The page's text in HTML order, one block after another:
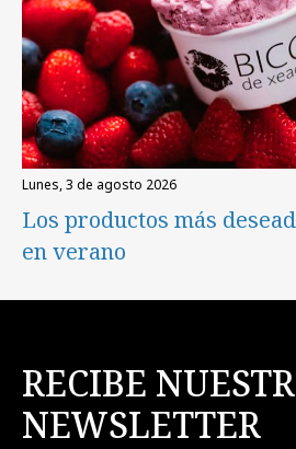
lunes, 3 de agosto 2026
Los productos más
en verano
RECIBE
NEWSLETTER